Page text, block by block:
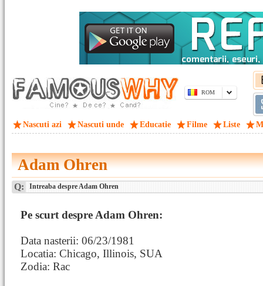
ROM
Nascuti azi Nascuti unde Educatie Filme Liste
Adam Ohren
Q: Intreaba despre Adam Ohren
Pe scurt despre Adam Ohren:
Data nasterii: 06/23/1981
Locatia: Chicago, Illinois, SUA
Zodia: Rac